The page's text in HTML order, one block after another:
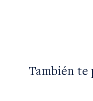
También te